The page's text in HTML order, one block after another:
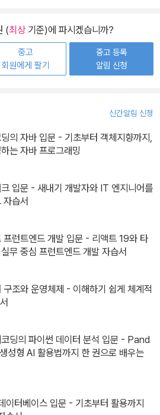
(최상기준)에 파시겠습니까?
중고
회원에게 팔기
중고 등록
알림 신청
신간알림 신청
의 자바 입문 - 기초부터 객체지향까지,
는 자바 프로그래밍
입문 - 새내기 개발자와 IT 엔지니어를
습서
프런트엔드 개발 입문 - 리액트 19와 타
무 중심 프런트엔드 개발 자습서
조와 운영체제 - 이해하기 쉽게 체계적
딩의 파이썬 데이터 분석 입문 - Pand
성형 AI 활용법까지 한 권으로 배우는
이터베이스 입문 - 기초부터 활용까지